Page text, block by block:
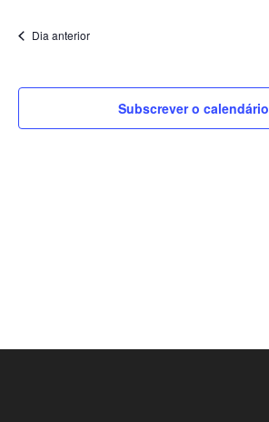
data.Dia anterior
Subscrever o calendário